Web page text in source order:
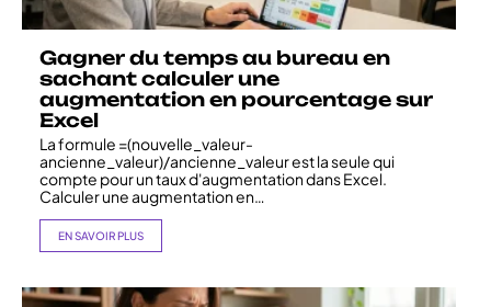
Gagner du temps au bureau en
sachant calculer une
augmentation en pourcentage sur
Excel
La formule =(nouvelle_valeur-
ancienne_valeur)/ancienne_valeur est la seule qui
compte pour un taux d'augmentation dans Excel.
Calculer une augmentation en…
EN SAVOIR PLUS